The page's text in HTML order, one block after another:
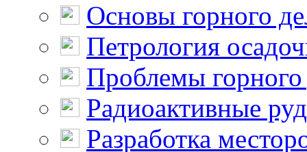
Основы горного
Петрология
Проблемы горного
Радиоактивные
Разработка